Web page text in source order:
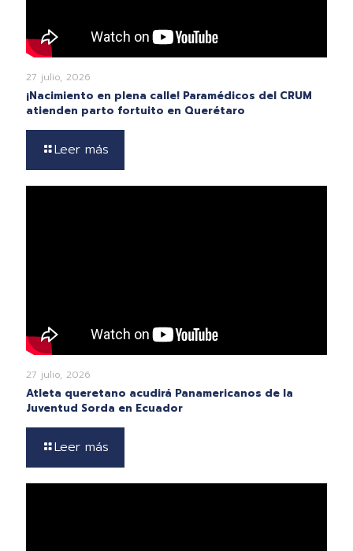
27 julio, 2026
¡Nacimiento en plena calle! Paramédicos del CRUM
atienden parto fortuito en Querétaro
Leer más
27 julio, 2026
Atleta queretano acudirá Panamericanos de la
Juventud Sorda en Ecuador
Leer más